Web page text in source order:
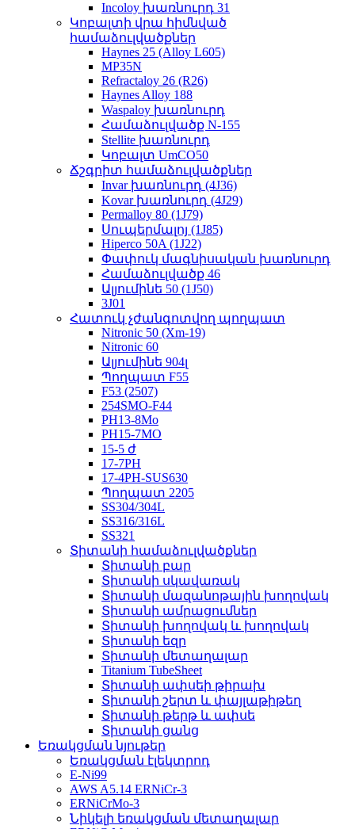
Incoloy խառնուրդ 31
Կոբալտի վրա հիմնված
համաձուլվածքներ
Haynes 25 (Alloy L605)
MP35N
Refractaloy 26 (R26)
Haynes Alloy 188
Waspaloy խառնուրդ
Համաձուլվածք N-155
Stellite խառնուրդ
Կոբալտ UmCO50
Ճշգրիտ համաձուլվածքներ
Invar խառնուրդ (4J36)
Kovar խառնուրդ (4J29)
Permalloy 80 (1J79)
Սուպերմալոյ (1J85)
Hiperco 50A (1J22)
Փափուկ մագնիսական խառնուրդ
Համաձուլվածք 46
Ալյումինե 50 (1J50)
3J01
Հատուկ չժանգոտվող պողպատ
Nitronic 50 (Xm-19)
Nitronic 60
Ալյումինե 904լ
Պողպատ F55
F53 (2507)
254SMO-F44
PH13-8Mo
PH15-7MO
15-5 ժ
17-7PH
17-4PH-SUS630
Պողպատ 2205
SS304/304L
SS316/316L
SS321
Տիտանի համաձուլվածքներ
Տիտանի բար
Տիտանի սկավառակ
Տիտանի մազանոթային խողովակ
Տիտանի ամրացումներ
Տիտանի խողովակ և խողովակ
Տիտանի եզր
Տիտանի մետաղալար
Titanium TubeSheet
Տիտանի ափսեի թիրախ
Տիտանի շերտ և փայլաթիթեղ
Տիտանի թերթ և ափսե
Տիտանի ցանց
Եռակցման նյութեր
Եռակցման էլեկտրոդ
E-Ni99
AWS A5.14 ERNiCr-3
ERNiCrMo-3
Նիկելի եռակցման մետաղալար